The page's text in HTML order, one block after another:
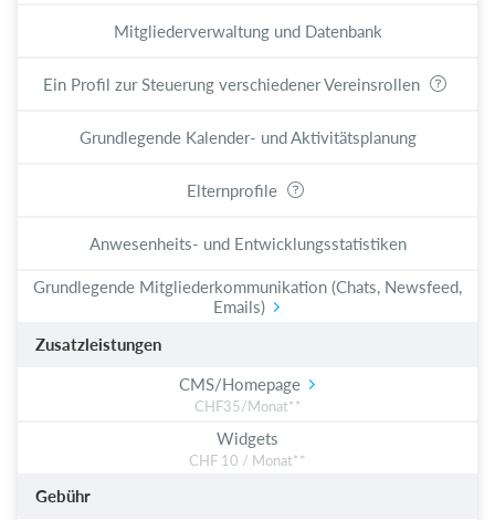
Mitgliederverwaltung und Datenbank
Ein Profil zur Steuerung verschiedener Vereinsrollen
Grundlegende Kalender- und Aktivitätsplanung
Elternprofile
Anwesenheits- und Entwicklungsstatistiken
Grundlegende Mitgliederkommunikation (Chats, Newsfeed,
Emails)
Zusatzleistungen
CMS/Homepage
CHF35/Monat**
Widgets
CHF 10 / Monat**
Gebühr